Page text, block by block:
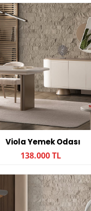
Viola Yemek Odası
138.000 TL